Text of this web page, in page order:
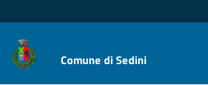
Comune di Sedini